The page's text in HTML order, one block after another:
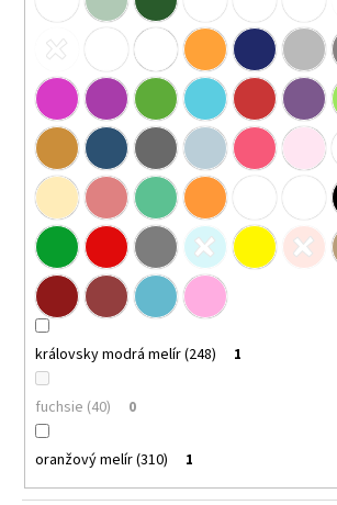
královsky modrá melír (248) 1
fuchsie (40) 0
oranžový melír (310) 1